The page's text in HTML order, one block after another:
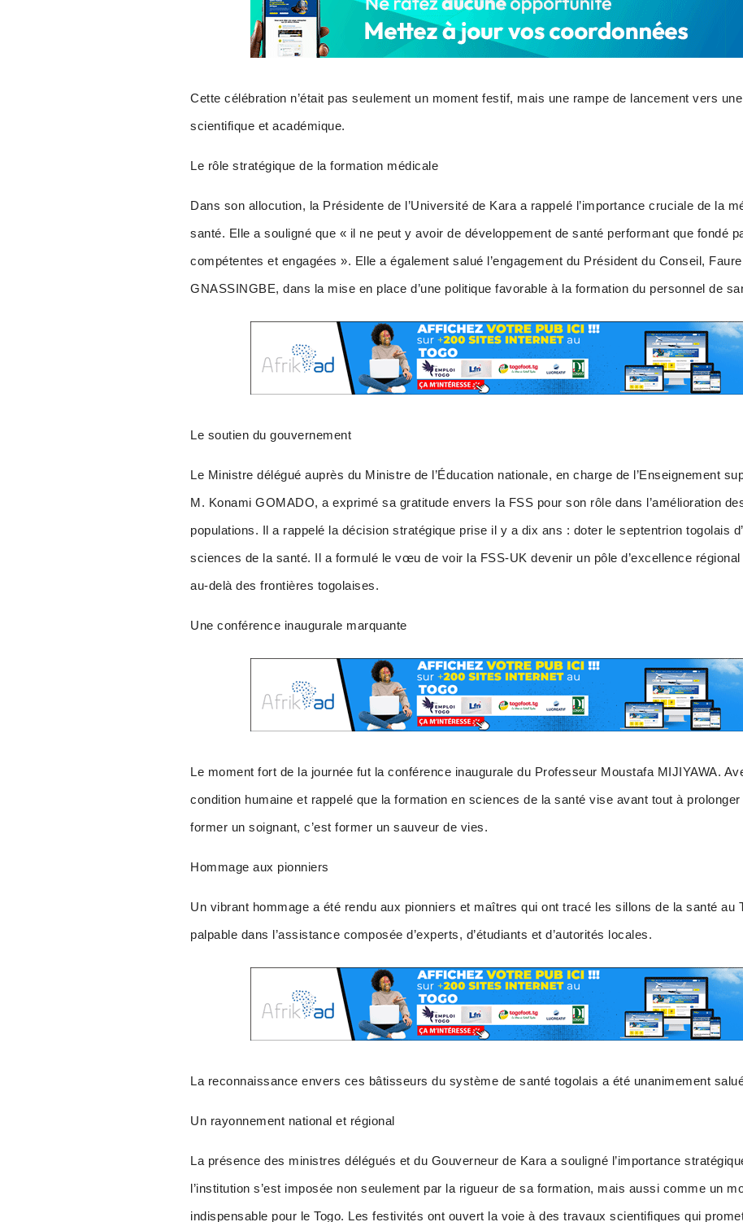
Cette célébration n’était pas seulement un moment festif, mais une rampe de lancement vers
scientifique et académique.
Le rôle stratégique de la formation médicale
Dans son allocution, la Présidente de l’Université de Kara a rappelé l’importance cruciale de la
santé. Elle a souligné que « il ne peut y avoir de développement de santé performant que fondé
compétentes et engagées ». Elle a également salué l’engagement du Président du Conseil,
GNASSINGBE, dans la mise en place d’une politique favorable à la formation du personnel de
Le soutien du gouvernement
Le Ministre délégué auprès du Ministre de l’Éducation nationale, en charge de l’Enseignement
M. Konami GOMADO, a exprimé sa gratitude envers la FSS pour son rôle dans l’amélioration
populations. Il a rappelé la décision stratégique prise il y a dix ans : doter le septentrion togolais
sciences de la santé. Il a formulé le vœu de voir la FSS-UK devenir un pôle d’excellence
au-delà des frontières togolaises.
Une conférence inaugurale marquante
Le moment fort de la journée fut la conférence inaugurale du Professeur Moustafa MIJIYAWA.
condition humaine et rappelé que la formation en sciences de la santé vise avant tout à prolonger
former un soignant, c’est former un sauveur de vies.
Hommage aux pionniers
Un vibrant hommage a été rendu aux pionniers et maîtres qui ont tracé les sillons de la santé au
palpable dans l’assistance composée d’experts, d’étudiants et d’autorités locales.
La reconnaissance envers ces bâtisseurs du système de santé togolais a été unanimement
Un rayonnement national et régional
La présence des ministres délégués et du Gouverneur de Kara a souligné l’importance
l’institution s’est imposée non seulement par la rigueur de sa formation, mais aussi comme un
indispensable pour le Togo. Les festivités ont ouvert la voie à des travaux scientifiques qui